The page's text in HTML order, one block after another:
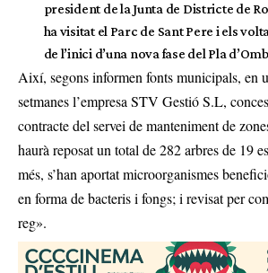
president de la Junta de Districte de
ha visitat el Parc de Sant Pere i els
de l’inici d’una nova fase del Pla
Així, segons informen fonts municipals, en
setmanes l’empresa STV Gestió S.L,
contracte del servei de manteniment de
haurà reposat un total de 282 arbres de 19
més, s’han aportat microorganismes
en forma de bacteris i fongs; i revisat per
reg».